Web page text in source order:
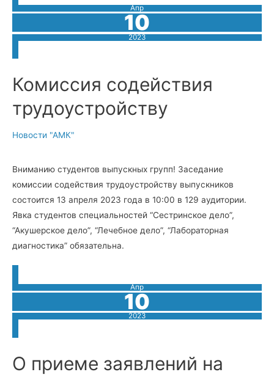
Апр
10
2023
Комиссия содействия
трудоустройству
Новости "АМК"
Вниманию студентов выпускных групп! Заседание
комиссии содействия трудоустройству выпускников
состоится 13 апреля 2023 года в 10:00 в 129 аудитории.
Явка студентов специальностей “Сестринское дело”,
“Акушерское дело”, “Лечебное дело”, “Лабораторная
диагностика” обязательна.
Апр
10
2023
О приеме заявлений на